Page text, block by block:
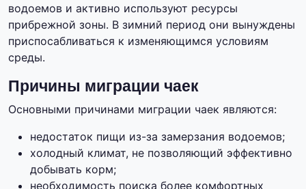
водоемов и активно используют ресурсы
прибрежной зоны. В зимний период они вынуждены
приспосабливаться к изменяющимся условиям
среды.
Причины миграции чаек
Основными причинами миграции чаек являются:
недостаток пищи из-за замерзания водоемов;
холодный климат, не позволяющий эффективно
добывать корм;
необходимость поиска более комфортных